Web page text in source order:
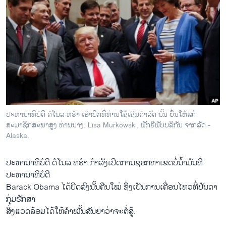
ອິດສະຫຼະພາບດ້ານການຂ່າວ
ຊີວິດຊາວລາວ
ຊຸມຊົນຊາວລາວ
ວິທະຍາສາດ-ເທັກໂນໂລຈີ
ທຸລະກິດ
ພາສາອັງກິດ
ວີດີໂອ
ສຽງ
ລາຍການກະຈາຍສຽງ
ລາຍງານ
ຕິດຕາມພວກເຮົາ ທີ່
ພາສາຕ່າງໆ
ປະທານາທິບໍດີ ດໍໂນລ ທຣຳ ເອົາບິກທີ່ທ່ານໃຊ້ເຊັນດຳລັດ ນັ້ນ ຍື່ນໃຫ້ແກ່
ສະມາຊິກສະພາສູງ ທ່ານນາງ. Lisa Murkowski, ພັກຣີພັບບລິກັນ ຈາກລັດ -
Alaska.
ປະທານາທິບໍດີ ດໍ​ໂນ​ລ ທຣໍາ ກຳລັງ​ເປີດ​ການ​ຊອກ​ຫາ​ເຂດ​ບໍ່​ນໍ້າມັນທີ່​
ປະທານາທິບໍດີ
Barack Obama ​ໄດ້​ປິດ​ລົງນັ້ນ​ຄືນ​ໃໝ່ ຊຶ່ງເປັນການ​ເຄື່ອນ​ໄຫວ​ທີ່​ບັນດາ​
ກຸ່ມ​ຮັກສາ
​ສິ່ງ​ແວດ​ລ້ອມໄດ້​ໃຫ້​ຄຳ​ໝັ້ນ​ສັນຍາວ່າ​ຈະ​ຕໍ່ສູ້.